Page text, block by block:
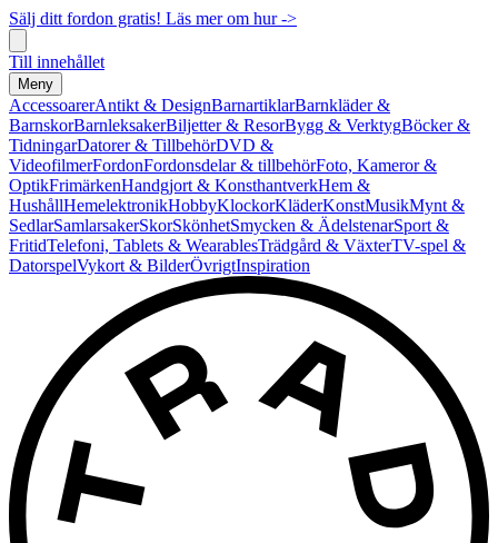
Sälj ditt fordon gratis! Läs mer om hur ->
Till innehållet
Meny
AccessoarerAntikt & DesignBarnartiklarBarnkläder &
BarnskorBarnleksakerBiljetter & ResorBygg & VerktygBöcker &
TidningarDatorer & TillbehörDVD &
VideofilmerFordonFordonsdelar & tillbehörFoto, Kameror &
OptikFrimärkenHandgjort & KonsthantverkHem &
HushållHemelektronikHobbyKlockorKläderKonstMusikMynt &
SedlarSamlarsakerSkorSkönhetSmycken & ÄdelstenarSport &
FritidTelefoni, Tablets & WearablesTrädgård & VäxterTV-spel &
DatorspelVykort & BilderÖvrigtInspiration